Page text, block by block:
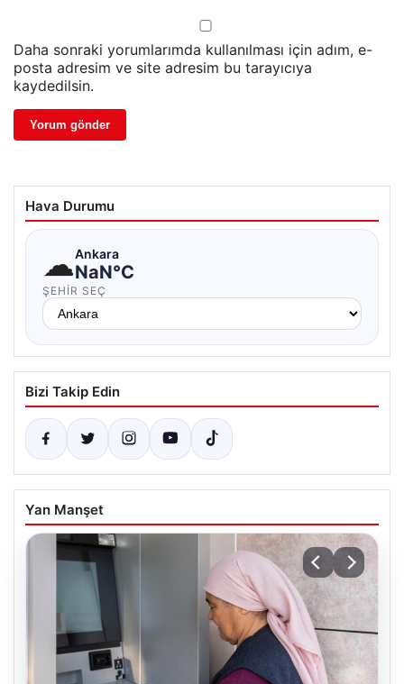
Daha sonraki yorumlarımda kullanılması için adım, e-
posta adresim ve site adresim bu tarayıcıya
kaydedilsin.
Hava Durumu
☁Ankara
NaN°C
ŞEHIR SEÇ
Bizi Takip Edin
Yan Manşet